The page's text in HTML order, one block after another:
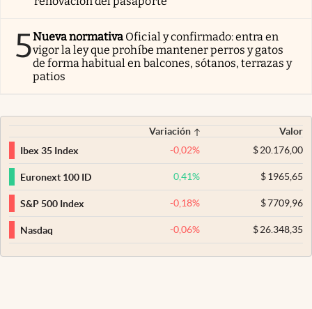
5Nueva normativa Oficial y confirmado: entra en
vigor la ley que prohíbe mantener perros y gatos
de forma habitual en balcones, sótanos, terrazas y
patios
Variación
Valor
Ibex 35 Index
-0,02% $20.176,00
Euronext 100 ID 0,41% $1965,65
S&P 500 Index -0,18% $7709,96
Nasdaq -0,06% $26.348,35